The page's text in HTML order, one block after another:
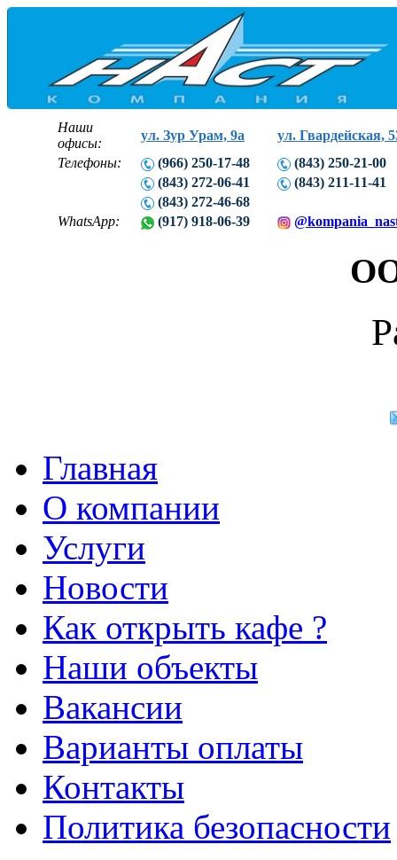
Наши
офисы:
ул. Зур Урам, 9а
ул. Гвардейская,
Телефоны:
(966) 250-17-48
(843) 250-21-00
(843) 272-06-41
(843) 211-11-41
(843) 272-46-68
WhatsApp:
(917) 918-06-39
Главная
О компании
Услуги
Новости
Как открыть кафе ?
Наши объекты
Вакансии
Варианты оплаты
Контакты
Политика безопасности